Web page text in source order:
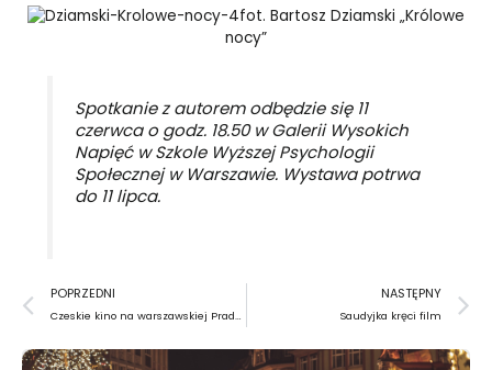
fot. Bartosz Dziamski „Królowe
nocy”
Spotkanie z autorem odbędzie się 11
czerwcao godz. 18.50 w Galerii Wysokich
Napięć w Szkole Wyższej Psychologii
Społecznej w Warszawie. Wystawa potrwa
do 11 lipca.
Prev
POPRZEDNI
Czeskie kino na warszawskiej Pradze
NASTĘPNY
Saudyjka kręci film